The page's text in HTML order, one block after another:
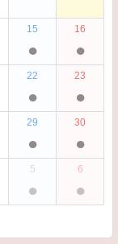
15
●
16
●
22
●
23
●
29
●
30
●
5
●
6
●